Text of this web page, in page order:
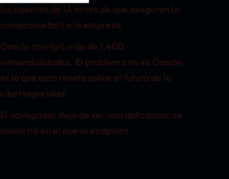
los agentes de IA antes de que aseguren (o
comprometan) a la empresa
Oracle corrigió más de 1,400
vulnerabilidades. El problema no es Oracle;
es lo que esto revela sobre el futuro de la
ciberseguridad.
El navegador dejó de ser una aplicación: se
convirtió en el nuevo endpoint